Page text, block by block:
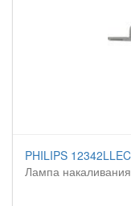
PHILIPS
Лампа